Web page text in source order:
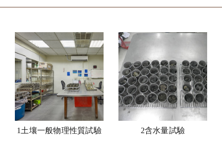
1土壤一般物理性質試驗 2含水量試驗